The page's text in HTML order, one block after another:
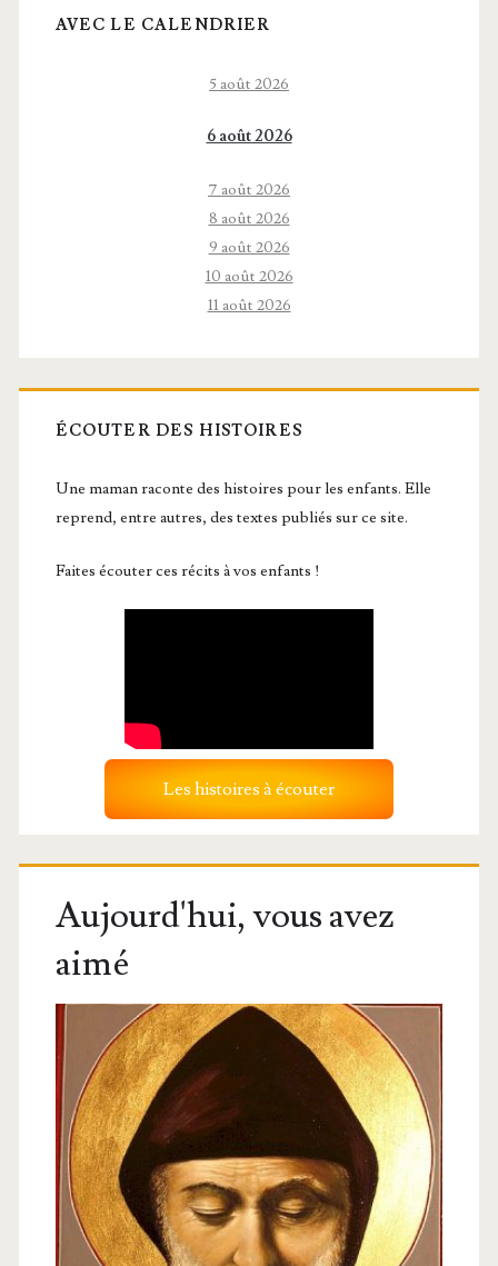
AVEC LE CALENDRIER
5 août 2026
6 août 2026
7 août 2026
8 août 2026
9 août 2026
10 août 2026
11 août 2026
ÉCOUTER DES HISTOIRES
Une maman raconte des histoires pour les enfants. Elle
reprend, entre autres, des textes publiés sur ce site.
Faites écouter ces récits à vos enfants !
Les histoires à écouter
Aujourd'hui, vous avez
aimé